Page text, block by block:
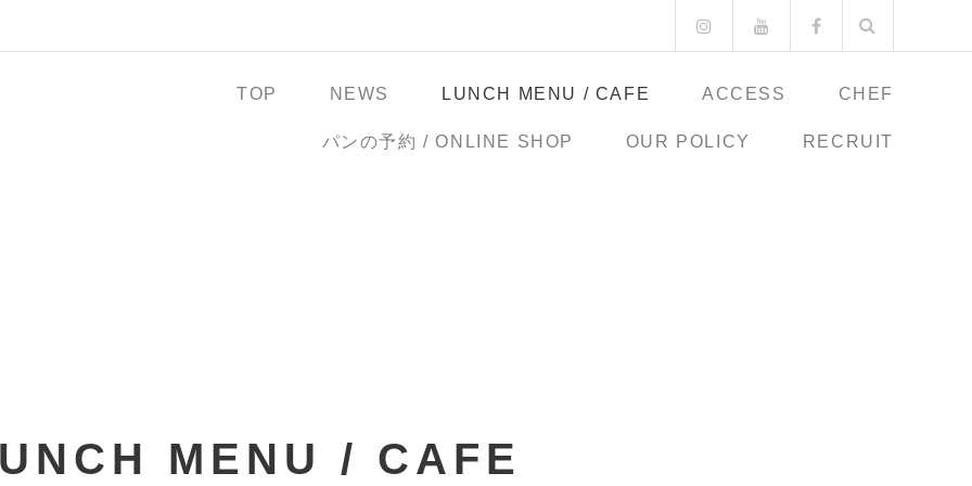
TOP NEWS LUNCH MENU / CAFE ACCESS CHEF
パンの予約 / ONLINE SHOP OUR POLICY RECRUIT
MENU / CAFE